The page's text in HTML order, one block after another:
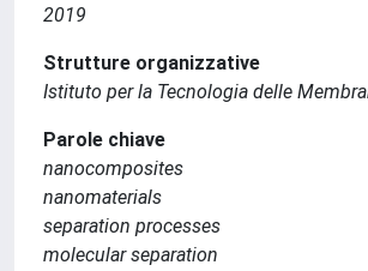
2019
Strutture organizzative
Istituto per la Tecnologia delle
Parole chiave
nanocomposites
nanomaterials
separation processes
molecular separation